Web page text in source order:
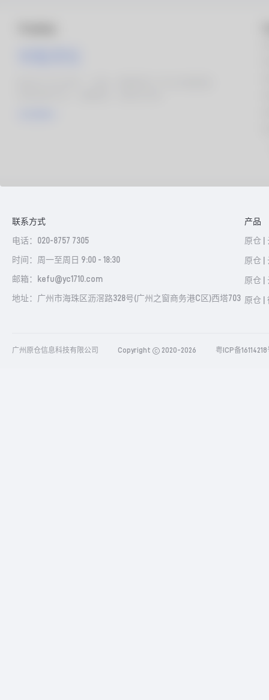
联系方式
电话：020-8757 7305
时间：周一至周日 9:00 - 18:30
邮箱：kefu@yc1710.com
地址：广州市海珠区沥滘路328号(广州之窗商务港C区)西塔703
产品
原仓 |
原仓 |
原仓 |
原仓 |
广州原仓信息科技有限公司 Copyright 2020-2026 粤ICP备